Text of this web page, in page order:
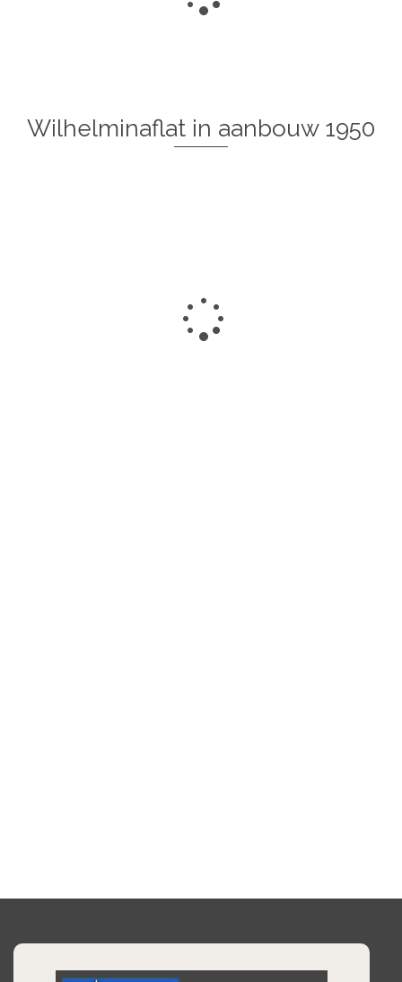
Wilhelminaflat in aanbouw 1950